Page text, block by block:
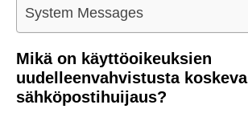
System Messages
Mikä on käyttöoikeuksien
uudelleenvahvistusta koskeva
sähköpostihuijaus?